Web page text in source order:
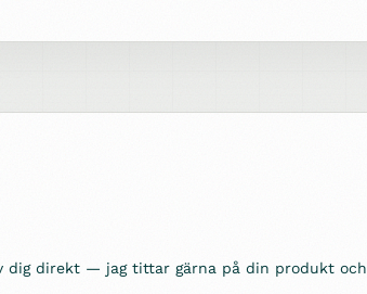
dig direkt — jag tittar gärna på din produkt och